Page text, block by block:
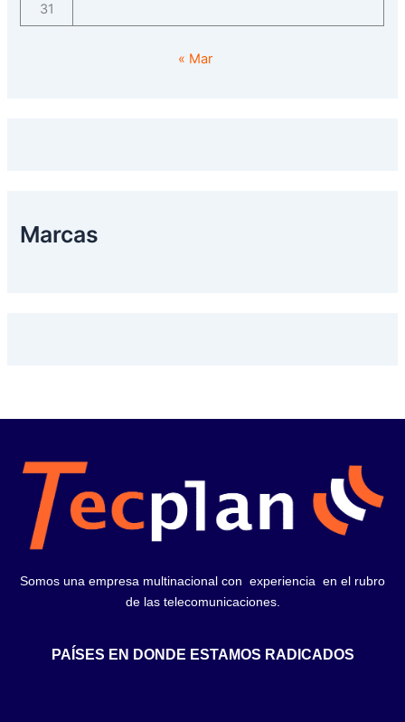
31
« Mar
Marcas
Somos una empresa multinacional con experiencia en el rubro
de las telecomunicaciones.
PAÍSES EN DONDE ESTAMOS RADICADOS